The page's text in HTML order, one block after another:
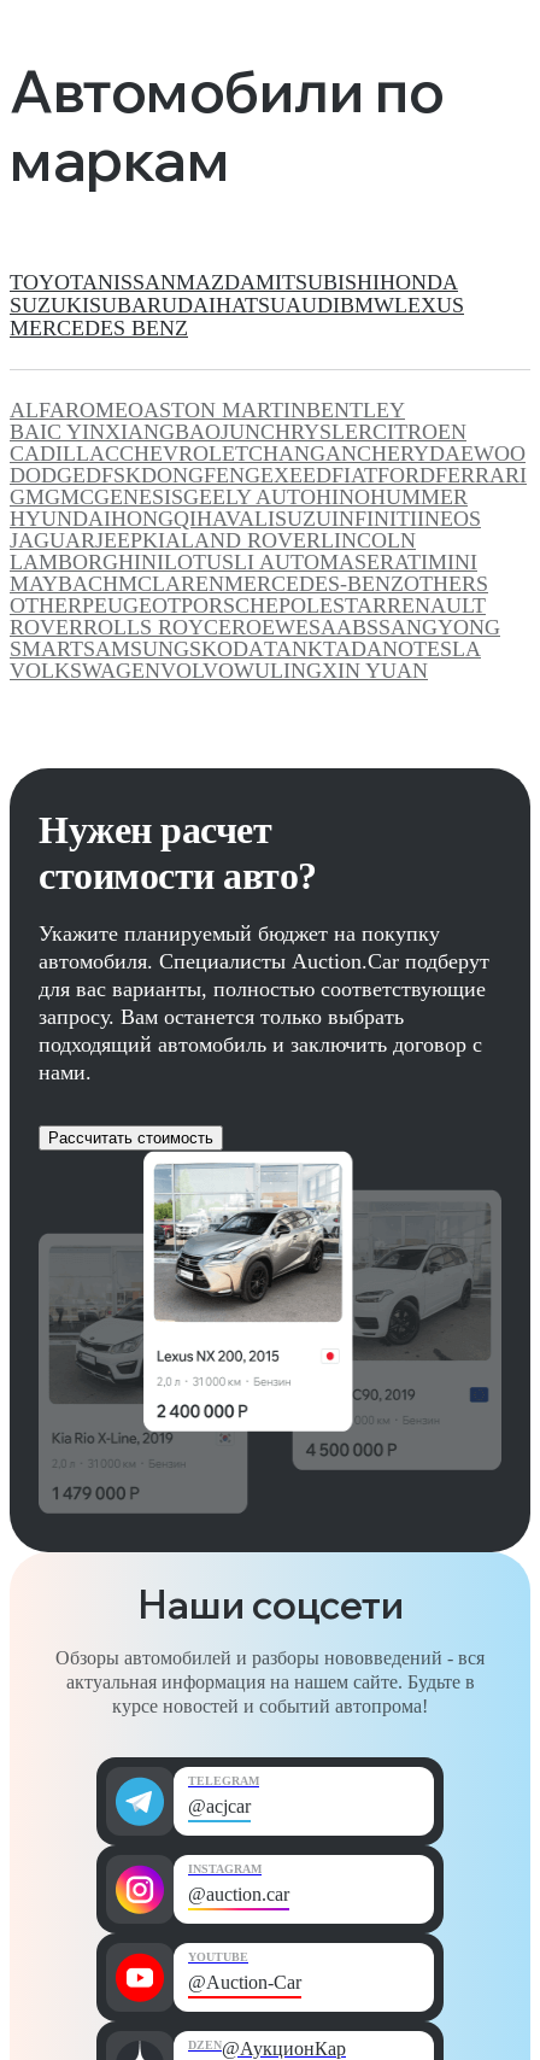
Автомобили по
маркам
TOYOTANISSANMAZDAMITSUBISHIHONDA
SUZUKISUBARUDAIHATSUAUDIBMWLEXUS
MERCEDES BENZ
ALFAROMEOASTON MARTINBENTLEY
BAIC YINXIANGBAOJUNCHRYSLERCITROEN
CADILLACCHEVROLETCHANGANCHERYDAEWOO
DODGEDFSKDONGFENGEXEEDFIATFORDFERRARI
GMGMCGENESISGEELY AUTOHINOHUMMER
HYUNDAIHONGQIHAVALISUZUINFINITIINEOS
JAGUARJEEPKIALAND ROVERLINCOLN
LAMBORGHINILOTUSLI AUTOMASERATIMINI
MAYBACHMCLARENMERCEDES-BENZOTHERS
OTHERPEUGEOTPORSCHEPOLESTARRENAULT
ROVERROLLS ROYCEROEWESAABSSANGYONG
SMARTSAMSUNGSKODATANKTADANOTESLA
VOLKSWAGENVOLVOWULINGXIN YUAN
Нужен расчет
стоимости авто?
Укажите планируемый бюджет на покупку
автомобиля. Специалисты Auction.Car подберут
для вас варианты, полностью соответствующие
запросу. Вам останется только выбрать
подходящий автомобиль и заключить договор с
нами.
Рассчитать стоимость
Наши соцсети
Обзоры автомобилей и разборы нововведений - вся
актуальная информация на нашем сайте. Будьте в
курсе новостей и событий автопрома!
TELEGRAM
@acjcar
INSTAGRAM
@auction.car
YOUTUBE
@Auction-Car
DZEN@АукционКар